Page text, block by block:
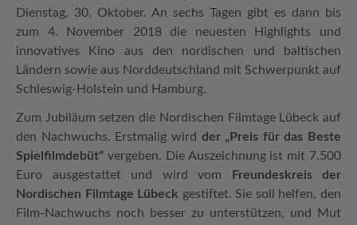
Dienstag, 30. Oktober. An sechs Tagen gibt es dann bis
zum 4. November 2018 die neuesten Highlights und
innovatives Kino aus den nordischen und baltischen
Ländern sowie aus Norddeutschland mit Schwerpunkt auf
Schleswig-Holstein und Hamburg.
Zum Jubiläum setzen die Nordischen Filmtage Lübeck auf
den Nachwuchs. Erstmalig wird der „Preis für das Beste
Spielfilmdebüt“ vergeben. Die Auszeichnung ist mit 7.500
Euro ausgestattet und wird vom
Freundeskreis der
Nordischen Filmtage Lübeck gestiftet. Sie soll helfen, den
Film-Nachwuchs noch besser zu unterstützen, und Mut